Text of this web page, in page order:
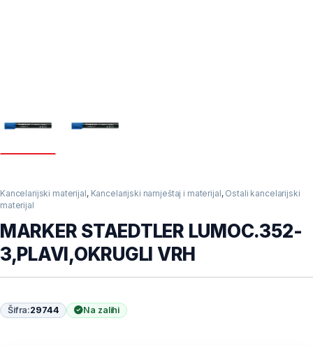
Kancelarijski materijal, Kancelarijski namještaj i materijal, Ostali kancelarijski
materijal
MARKER STAEDTLER LUMOC.352-
3,PLAVI,OKRUGLI VRH
Šifra:29744 Na zalihi